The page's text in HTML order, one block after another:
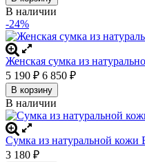
В наличии
-24%
Женская сумка из
5 190 ₽ 6 850 ₽
В корзину
В наличии
Сумка из натуральной кожи
3 180 ₽